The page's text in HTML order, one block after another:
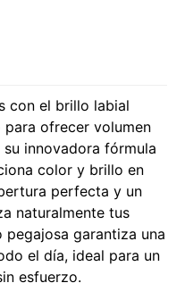
con el brillo labial
para ofrecer volumen
innovadora fórmula
color y brillo en
perfecta y un
naturalmente tus
garantiza una
el día, ideal para un
esfuerzo.